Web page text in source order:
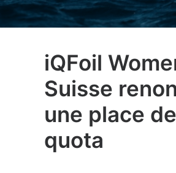
iQFoil
Suisse
une place de
quota